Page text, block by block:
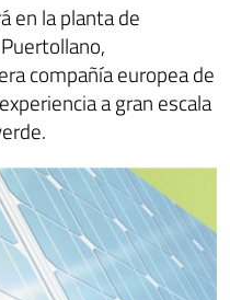
en la planta de
compañía europea de
a gran escala